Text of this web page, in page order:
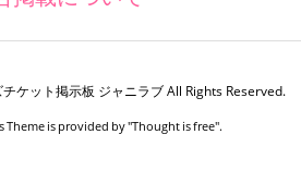
ケット掲示板 ジャニラブAll Rights Reserved.
Theme is provided by "Thought is free".